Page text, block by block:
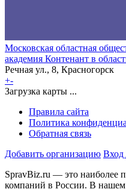
Московская областная
академия Контенант в
Речная ул., 8, Красногорск
+-
Загрузка карты ...
Правила сайта
Политика
Обратная связь
Добавить организацию Вход
SpravBiz.ru — это наиболее
компаний в России. В нашем